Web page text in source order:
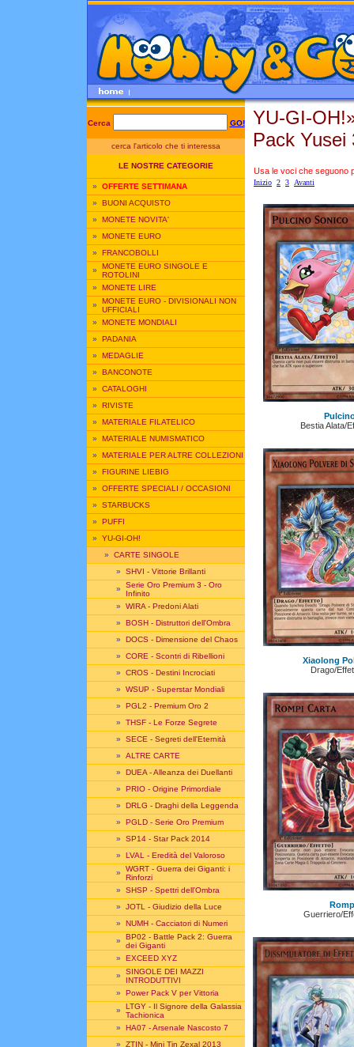
Cerca GO!
cerca l'articolo che ti interessa
LE NOSTRE CATEGORIE
» OFFERTE SETTIMANA
» BUONI ACQUISTO
» MONETE NOVITA'
» MONETE EURO
» FRANCOBOLLI
» MONETE EURO SINGOLE E
ROTOLINI
» MONETE LIRE
» MONETE EURO - DIVISIONALI NON
UFFICIALI
» MONETE MONDIALI
» PADANIA
» MEDAGLIE
» BANCONOTE
» CATALOGHI
» RIVISTE
» MATERIALE FILATELICO
» MATERIALE NUMISMATICO
» MATERIALE PER ALTRE COLLEZIONI
» FIGURINE LIEBIG
» OFFERTE SPECIALI / OCCASIONI
» STARBUCKS
» PUFFI
» YU-GI-OH!
» CARTE SINGOLE
» SHVI - Vittorie Brillanti
» Serie Oro Premium 3 - Oro
Infinito
» WIRA - Predoni Alati
» BOSH - Distruttori dell'Ombra
» DOCS - Dimensione del Chaos
» CORE - Scontri di Ribellioni
» CROS - Destini Incrociati
» WSUP - Superstar Mondiali
» PGL2 - Premium Oro 2
» THSF - Le Forze Segrete
» SECE - Segreti dell'Eternità
» ALTRE CARTE
» DUEA - Alleanza dei Duellanti
» PRIO - Origine Primordiale
» DRLG - Draghi della Leggenda
» PGLD - Serie Oro Premium
» SP14 - Star Pack 2014
» LVAL - Eredità del Valoroso
» WGRT - Guerra dei Giganti: i
Rinforzi
» SHSP - Spettri dell'Ombra
» JOTL - Giudizio della Luce
» NUMH - Cacciatori di Numeri
» BP02 - Battle Pack 2: Guerra
dei Giganti
» EXCEED XYZ
» SINGOLE DEI MAZZI
INTRODUTTIVI
» Power Pack V per Vittoria
» LTGY - Il Signore della Galassia
Tachionica
» HA07 - Arsenale Nascosto 7
» ZTIN - Mini Tin Zexal 2013
YU-GI-
Pack Yusei
Usa le voci che seguono
Inizio 2 3 Avanti
Bestia Alata/
Xiaolong
Drago/
Guerriero/